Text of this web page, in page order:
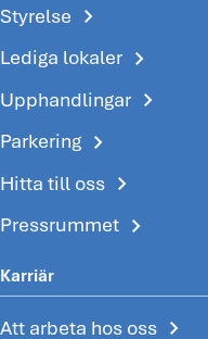
Styrelse chevron_right
Lediga lokaler chevron_right
Upphandlingar chevron_right
Parkering chevron_right
Hitta till oss chevron_right
Pressrummet chevron_right
Karriär
Att arbeta hos oss chevron_right